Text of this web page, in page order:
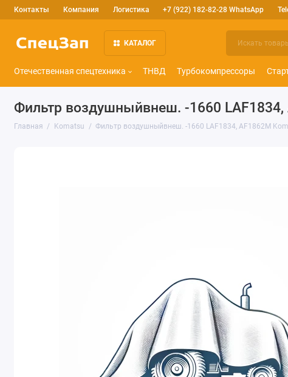
Контакты Компания Логистика +7 (922) 182-82-28 WhatsApp
КАТАЛОГ
Отечественная спецтехника ТНВД Турбокомпрессоры
Фильтр воздушныйвнеш. -1660
Главная Komatsu Фильтр воздушныйвнеш. -1660 LAF1834, AF1862M